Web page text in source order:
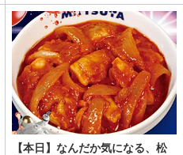
【本日】なんだか気になる、松